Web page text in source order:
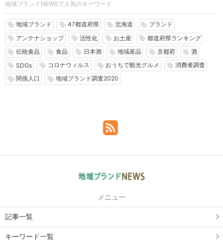
地域ブランドNEWSで人気のキーワード
local_offer 地域ブランド local_offer 47都道府県 local_offer 北海道 local_offer ブランド
local_offer アンテナショップ local_offer 活性化 local_offer お土産 local_offer 都道府県ランキング
local_offer 伝統食品 local_offer 食品 local_offer 日本酒 local_offer 地域産品 local_offer 京都府 local_offer 酒
local_offer SDGs local_offer コロナウィルス local_offer おうちで観光グルメ local_offer 消費者調査
local_offer 関係人口 local_offer 地域ブランド調査2020
メニュー
記事一覧
キーワード一覧